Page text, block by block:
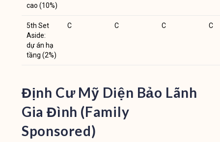
cao (10%)
5th Set
Aside:
dự án hạ
tầng (2%)
C C C C
Định Cư Mỹ Diện Bảo Lãnh
Gia Đình (Family
Sponsored)